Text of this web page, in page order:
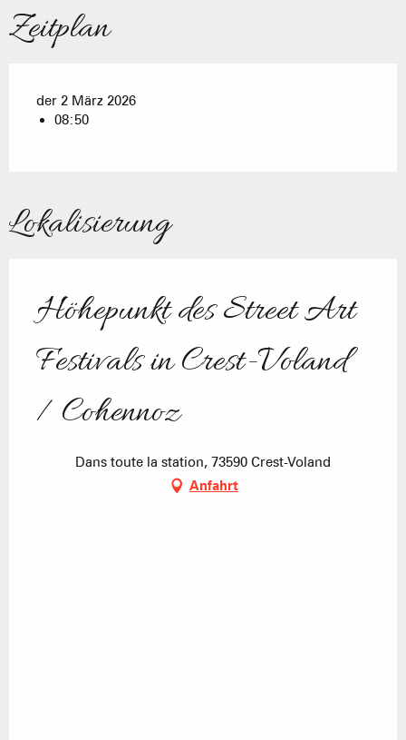
Zeitplan
der 2 März 2026
08:50
Lokalisierung
Höhepunkt des Street Art
Festivals in Crest-Voland
/ Cohennoz
Dans toute la station, 73590 Crest-Voland
Anfahrt